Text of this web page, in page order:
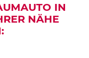
IN
NÄHE